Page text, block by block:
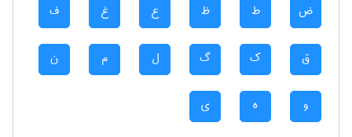
ض ط ظ ع غ ف
ق ک گ ل م ن
و ه ی